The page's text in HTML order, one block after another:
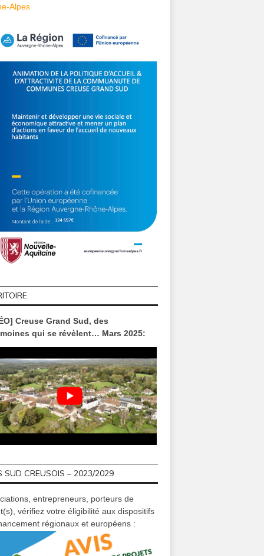
Alpes
Creuse Grand Sud, des
qui se révèlent… Mars 2025:
SUD CREUSOIS – 2023/2029
entrepreneurs, porteurs de
vérifiez votre éligibilité aux dispositifs
régionaux et européens :